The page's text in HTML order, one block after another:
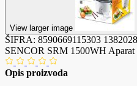
View larger image
ŠIFRA: 8590669115303 1382028
SENCOR SRM 1500WH Aparat
Opis proizvoda